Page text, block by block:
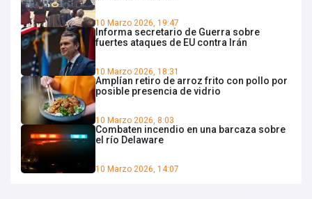
10 Marzo 2026, 19:47
Informa secretario de Guerra sobre
fuertes ataques de EU contra Irán
10 Marzo 2026, 18:31
Amplían retiro de arroz frito con pollo por
posible presencia de vidrio
10 Marzo 2026, 8:03
Combaten incendio en una barcaza sobre
el río Delaware
10 Marzo 2026, 14:07